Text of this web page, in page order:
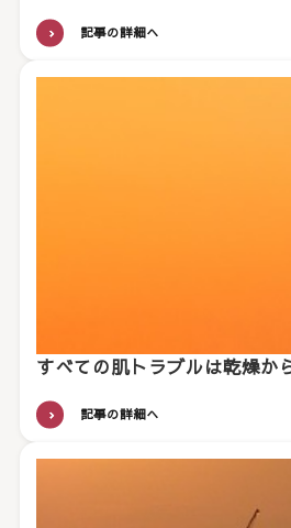
記事の詳細へ
すべての肌トラブルは乾燥か
記事の詳細へ